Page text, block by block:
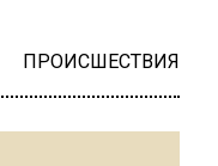
ПРОИСШЕСТВИЯ